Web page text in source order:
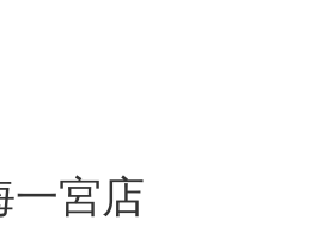
宮店